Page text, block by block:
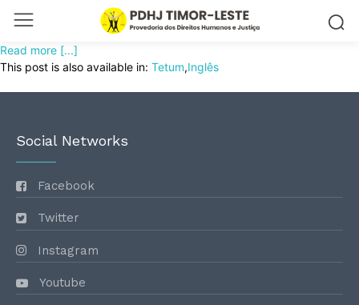
Read more [...]
This post is also available in: Tetum Inglês
Social Networks
Facebook
Twitter
Instagram
Youtube